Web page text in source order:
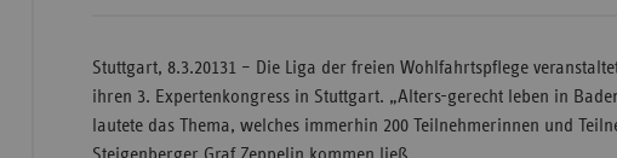
Stuttgart, 8.3.20131 – Die Liga der freien Wohlfahrtspflege
ihren 3. Expertenkongress in Stuttgart. „Alters-gerecht leben in
lautete das Thema, welches immerhin 200 Teilnehmerinnen und